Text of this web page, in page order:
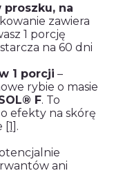
na
zawiera
1 porcję
na 60 dni
1 porcji –
rybie o masie
F. To
efekty na skórę
[1] .
ani